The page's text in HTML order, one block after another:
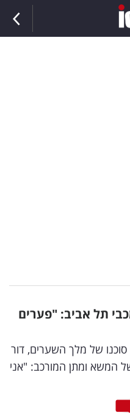
תל אביב: "פערים
סוכנו של מלך השערים, דור
המשא ומתן המורכב: "אני